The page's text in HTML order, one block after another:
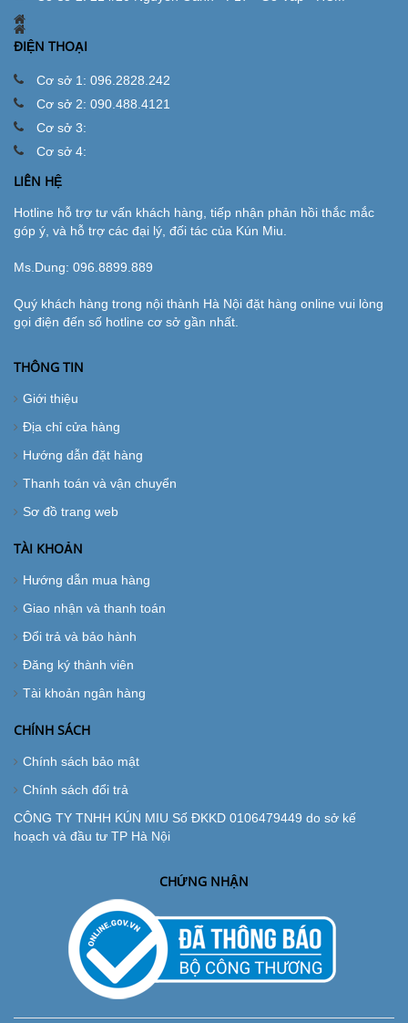
ĐIỆN THOẠI
Cơ sở 1: 096.2828.242
Cơ sở 2: 090.488.4121
Cơ sở 3:
Cơ sở 4:
LIÊN HỆ
Hotline hỗ trợ tư vấn khách hàng, tiếp nhận phản hồi thắc mắc
góp ý, và hỗ trợ các đại lý, đối tác của Kún Miu.
Ms.Dung: 096.8899.889
Quý khách hàng trong nội thành Hà Nội đặt hàng online vui lòng
gọi điện đến số hotline cơ sở gần nhất.
THÔNG TIN
Giới thiệu
Địa chỉ cửa hàng
Hướng dẫn đặt hàng
Thanh toán và vận chuyển
Sơ đồ trang web
TÀI KHOẢN
Hướng dẫn mua hàng
Giao nhận và thanh toán
Đổi trả và bảo hành
Đăng ký thành viên
Tài khoản ngân hàng
CHÍNH SÁCH
Chính sách bảo mật
Chính sách đổi trả
CÔNG TY TNHH KÚN MIU Số ĐKKD 0106479449 do sở kế
hoạch và đầu tư TP Hà Nội
CHỨNG NHẬN